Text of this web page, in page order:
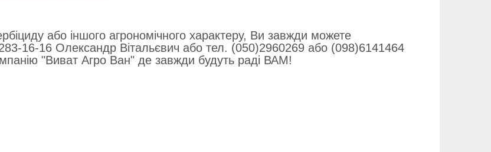
або іншого агрономічного характеру, Ви завжди можете
16-16 Олександр Вітальєвич або тел. (050)2960269 або (098)6141464
"Виват Агро Ван" де завжди будуть раді ВАМ!